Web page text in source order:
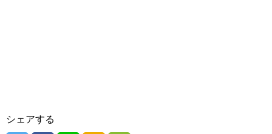
シェアする